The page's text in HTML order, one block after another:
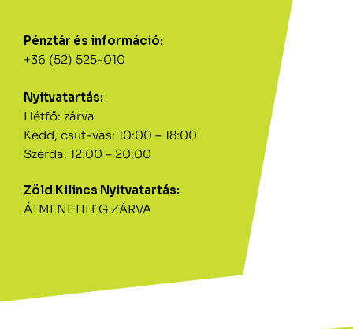
Pénztár és információ:
+36 (52) 525-010
Nyitvatartás:
Hétfő: zárva
Kedd, csüt-vas: 10:00 – 18:00
Szerda: 12:00 – 20:00
Zöld Kilincs Nyitvatartás:
ÁTMENETILEG ZÁRVA